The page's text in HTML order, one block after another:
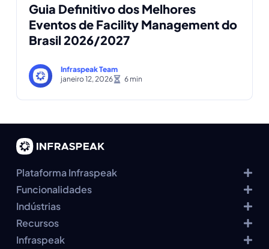
Guia Definitivo dos Melhores
Eventos de Facility Management do
Brasil 2026/2027
Infraspeak Team
janeiro 12, 2026
Plataforma Infraspeak
Funcionalidades
Indústrias
Recursos
Infraspeak